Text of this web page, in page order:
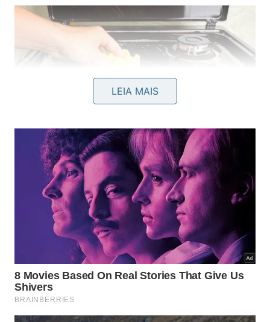
Pare de usar esponjas de aço que destroem o esmalte do
seu fogão. Confira o segredo para remover crostas de
comida com suavidade e mantenha tudo impecável hoje. -
Créditos: depositphotos.com / fukume
Como limpar o fogão de forma
correta e segura?
Para evitar danos, o primeiro passo é sempre
esperar o fogão esfriar completamente antes de
iniciar a limpeza mais profunda. Em seguida, é
importante priorizar
microfibra e produtos suaves, deixando que a
LEIA MAIS